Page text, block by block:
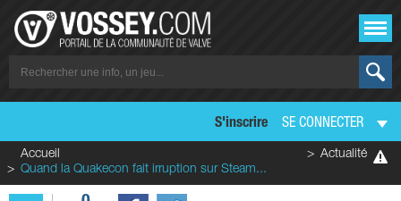
S'inscrire SE CONNECTER
Accueil
Actualité
Quand la Quakecon fait irruption sur Steam...